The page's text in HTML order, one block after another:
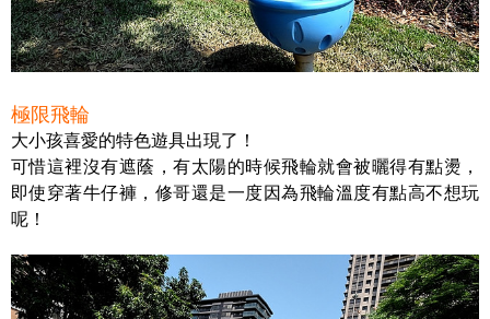
極限飛輪
大小孩喜愛的特色遊具出現了！
可惜這裡沒有遮蔭，有太陽的時候飛輪就會被曬得有點燙，
即使穿著牛仔褲，修哥還是一度因為飛輪溫度有點高不想玩
呢！